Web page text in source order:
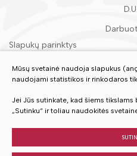
Slapukų parinktys
Įvertinkite
Mūsų svetainė naudoja slapukus
naudojami statistikos ir rinkodaros
Jei Jūs sutinkate, kad šiems
„Sutinku“ ir toliau naudokitės